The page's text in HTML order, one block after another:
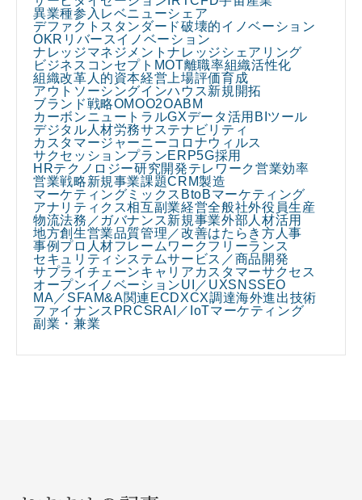
異業種参入 レベニューシェア
デファクトスタンダード破壊的イノベーション
OKR リバースイノベーション
ナレッジマネジメントナレッジシェアリング
ビジネスコンセプト MOT離職率組織活性化
組織改革人的資本経営上場評価育成
アウトソーシングインハウス新規開拓
ブランド戦略OMOO2OABM
カーボンニュートラルGXデータ活用 BIツール
デジタル人材労務サステナビリティ
カスタマージャーニーコロナウィルス
サクセッションプランERP5G採用
HRテクノロジー研究開発テレワーク営業効率
営業戦略新規事業課題CRM製造
マーケティングミックス BtoBマーケティング
アナリティクス相互副業経営全般社外役員生産
物流法務／ガバナンス新規事業外部人材活用
地方創生営業品質管理／改善はたらき方人事
事例 プロ人材フレームワークフリーランス
セキュリティ システムサービス／商品開発
サプライチェーンキャリア カスタマーサクセス
オープンイノベーションUI／UXSNSSEO
MA／SFAM&A関連 ECDXCX調達海外進出技術
ファイナンス PRCSRAI／IoTマーケティング
副業・兼業